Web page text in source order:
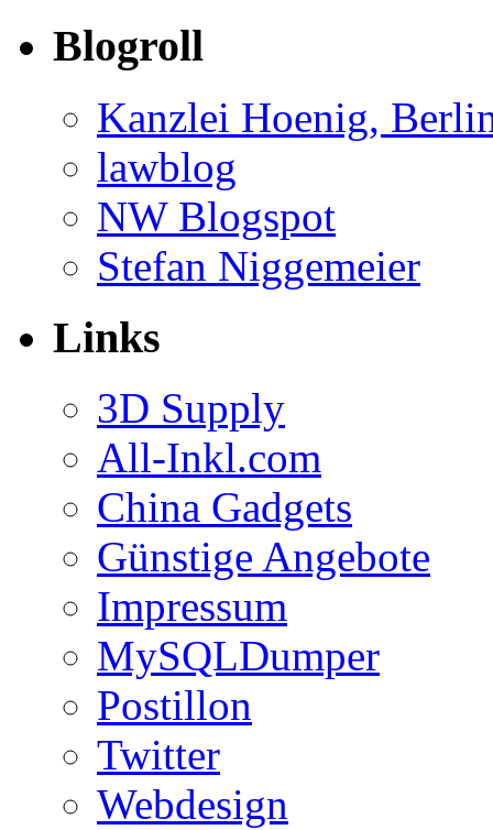
Blogroll
Kanzlei Hoenig,
lawblog
NW Blogspot
Stefan Niggemeier
Links
3D Supply
All-Inkl.com
China Gadgets
Günstige Angebote
Impressum
MySQLDumper
Postillon
Twitter
Webdesign